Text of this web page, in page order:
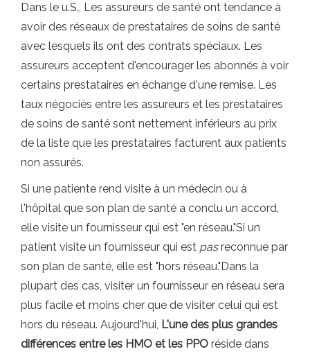
Dans le u.S., Les assureurs de santé ont tendance à
avoir des réseaux de prestataires de soins de santé
avec lesquels ils ont des contrats spéciaux. Les
assureurs acceptent d'encourager les abonnés à voir
certains prestataires en échange d'une remise. Les
taux négociés entre les assureurs et les prestataires
de soins de santé sont nettement inférieurs au prix
de la liste que les prestataires facturent aux patients
non assurés.
Si une patiente rend visite à un médecin ou à
l'hôpital que son plan de santé a conclu un accord,
elle visite un fournisseur qui est "en réseau."Si un
patient visite un fournisseur qui est pasreconnue par
son plan de santé, elle est "hors réseau."Dans la
plupart des cas, visiter un fournisseur en réseau sera
plus facile et moins cher que de visiter celui qui est
hors du réseau. Aujourd'hui, L'une des plus grandes
différences entre les HMO et les PPO réside dans